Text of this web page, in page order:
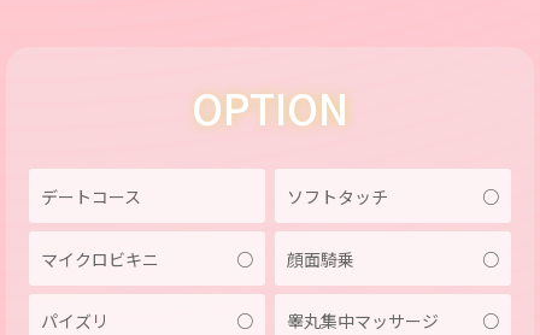
OPTION
デートコース ソフトタッチ ○
マイクロビキニ ○ 顔面騎乗 ○
パイズリ ○ 睾丸集中マッサージ ○